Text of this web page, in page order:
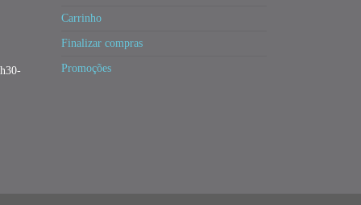
Carrinho
Finalizar compras
Promoções